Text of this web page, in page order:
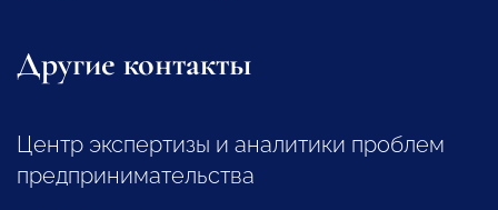
Другие контакты
Центр экспертизы и аналитики проблем
предпринимательства